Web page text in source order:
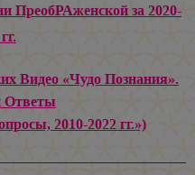
ПреобРАженской за 2020-
Видео «Чудо Познания».
Ответы
2010-2022 гг.»)